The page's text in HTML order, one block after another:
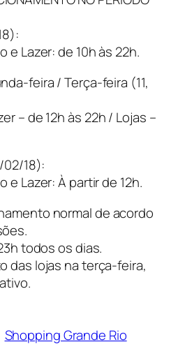
e Lazer: de 10h às 22h.
feira / Terça-feira (11,
– de 12h às 22h / Lojas –
02/18):
e Lazer: À partir de 12h.
normal de acordo
todos os dias.
das lojas na terça-feira,
Shopping Grande Rio